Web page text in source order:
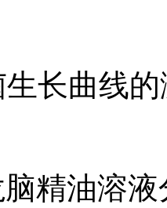
生长曲线
精油溶